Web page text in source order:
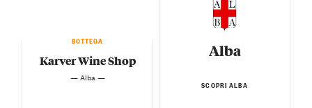
BOTTEGA
Karver Wine Shop
— Alba —
Alba
SCOPRI ALBA